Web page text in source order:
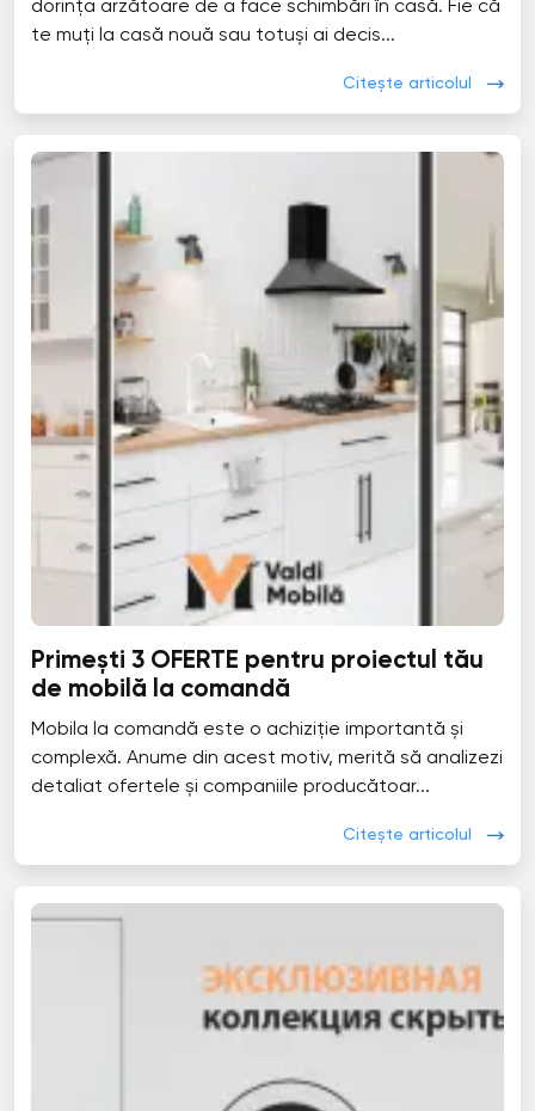
dorința arzătoare de a face schimbări în casă. Fie că
te muți la casă nouă sau totuși ai decis...
Citește articolul
Primești 3 OFERTE pentru proiectul tău
de mobilă la comandă
Mobila la comandă este o achiziție importantă și
complexă. Anume din acest motiv, merită să analizezi
detaliat ofertele și companiile producătoar...
Citește articolul